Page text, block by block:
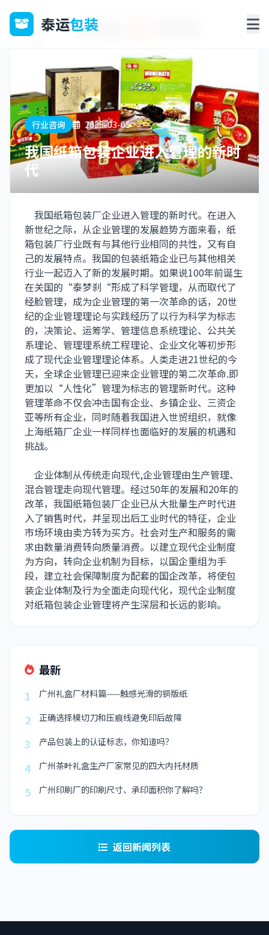
泰运包装
行业咨询 2025-03-05
我国纸箱包装企业进入管理的新时
代
我国纸箱包装厂企业进入管理的新时代。在进入
新世纪之际，从企业管理的发展趋势方面来看，纸
箱包装厂行业既有与其他行业相同的共性，又有自
己的发展特点。我国的包装纸箱企业已与其他相关
行业一起迈入了新的发展时期。如果说100年前诞生
在关国的“泰梦刹“形成了科学管理，从而取代了
经脸管理，成为企业管理的第一次革命的话，20世
纪的企业管理理论与实践经历了以行为科学为标志
的，决策论、运筹学、管理信息系统理论、公共关
系理论、管理理系统工程理论、企业文化等初步形
成了现代企业管理理论体系。人类走进21世纪的今
天，全球企业管理已迎来企业管理的第二次革命.即
更加以“人性化”管理为标志的管理新时代。这种
管理革命不仅会冲击国有企业、乡镇企业、三资企
亚等所有企业，同时随着我国进入世贸组织，就像
上海纸箱厂企业一样同样也面临好的发展的机遇和
挑战。
企业体制从传统走向现代,企业管理由生产管理、
混合管理走向现代管理。经过50年的发展和20年的
改革，我国纸箱包装厂企业已从大批量生产时代进
入了销售时代，并呈现出后工业时代的特征，企业
市场环境由卖方转为买方。社会对生产和服务的需
求由数量消费转向质量消费。以建立现代企业制度
为方向，转向企业机制为目标，以国企重组为手
段，建立社会保障制度为配套的国企改革，将使包
装企业体制及行为全面走向现代化，现代企业制度
对纸箱包装企业管理将产生深层和长远的影响。
最新
1
广州礼盒厂材料篇——触感光滑的铜版纸
2 正确选择模切刀和压痕线避免印后故障
3 产品包装上的认证标志，你知道吗？
4 广州茶叶礼盒生产厂家常见的四大内托材质
5 广州印刷厂的印刷尺寸、承印面积你了解吗？
返回新闻列表